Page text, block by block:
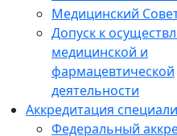
Медицинский
Допуск к
медицинской и
фармацевтической
деятельности
Аккредитация
Федеральный